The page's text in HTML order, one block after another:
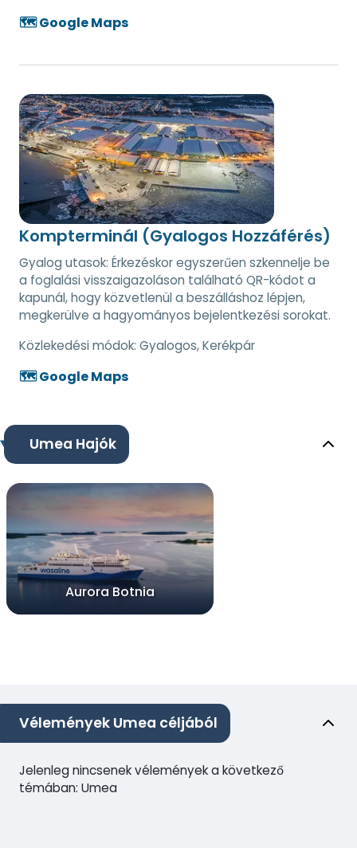
🗺️ Google Maps
Kompterminál (Gyalogos Hozzáférés)
Gyalog utasok: Érkezéskor egyszerűen szkennelje be
a foglalási visszaigazoláson található QR-kódot a
kapunál, hogy közvetlenül a beszálláshoz lépjen,
megkerülve a hagyományos bejelentkezési sorokat.
Közlekedési módok: Gyalogos, Kerékpár
🗺️ Google Maps
Umea Hajók
Aurora Botnia
Vélemények Umea céljából
Jelenleg nincsenek vélemények a következő
témában: Umea